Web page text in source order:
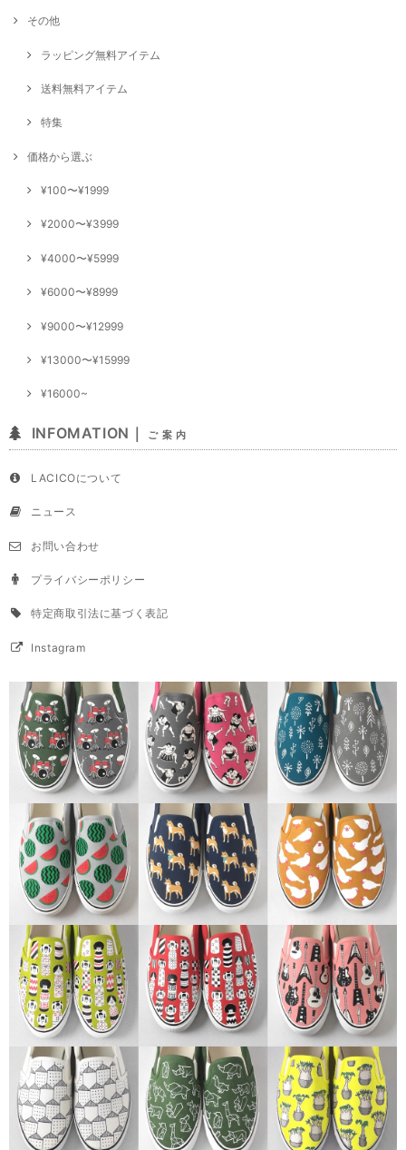
その他
ラッピング無料アイテム
送料無料アイテム
特集
価格から選ぶ
¥100〜¥1999
¥2000〜¥3999
¥4000〜¥5999
¥6000〜¥8999
¥9000〜¥12999
¥13000〜¥15999
¥16000~
INFOMATION｜ ご 案 内
LACICOについて
ニュース
お問い合わせ
プライバシーポリシー
特定商取引法に基づく表記
Instagram